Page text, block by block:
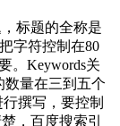
标题的全称是
字符控制在80
。Keywords关
数量在三到五个
撰写，要控制
，百度搜索引